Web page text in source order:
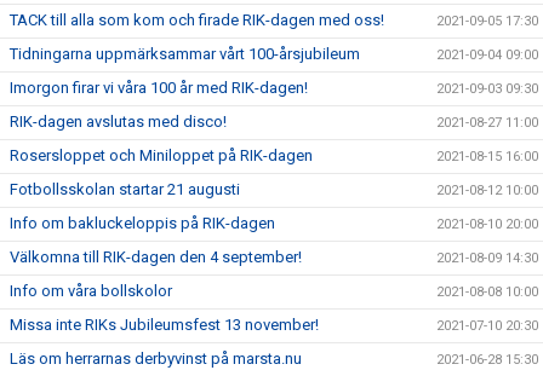
TACK till alla som kom och firade RIK-dagen med oss! 2021-09-05 17:30
Tidningarna uppmärksammar vårt 100-årsjubileum 2021-09-04 09:00
Imorgon firar vi våra 100 år med RIK-dagen! 2021-09-03 09:30
RIK-dagen avslutas med disco! 2021-08-27 11:00
Rosersloppet och Miniloppet på RIK-dagen 2021-08-15 16:00
Fotbollsskolan startar 21 augusti 2021-08-12 10:00
Info om bakluckeloppis på RIK-dagen 2021-08-10 20:00
Välkomna till RIK-dagen den 4 september! 2021-08-09 14:30
Info om våra bollskolor 2021-08-08 10:00
Missa inte RIKs Jubileumsfest 13 november! 2021-07-10 20:30
Läs om herrarnas derbyvinst på marsta.nu 2021-06-28 15:30